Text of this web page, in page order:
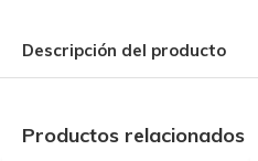
Descripción del producto
Productos relacionados